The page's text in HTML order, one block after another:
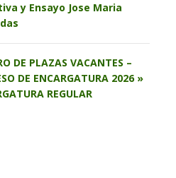
y Ensayo Jose Maria
DE PLAZAS VACANTES –
DE ENCARGATURA 2026 »
REGULAR